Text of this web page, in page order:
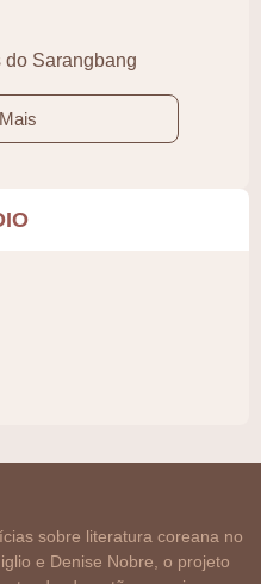
do Sarangbang
sobre literatura coreana no
e Denise Nobre, o projeto